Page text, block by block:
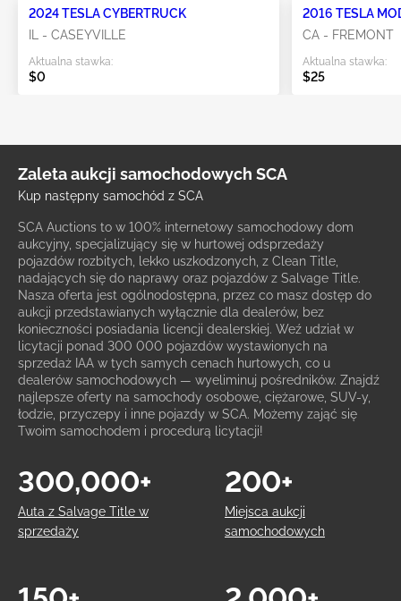
2024 TESLA CYBERTRUCK
IL - CASEYVILLE
Aktualna stawka:
$0
2016 TESLA
CA - FREMONT
Aktualna stawka:
$25
Zaleta aukcji samochodowych SCA
Kup następny samochód z SCA
SCA Auctions to w 100% internetowy samochodowy dom
aukcyjny, specjalizujący się w hurtowej odsprzedaży
pojazdów rozbitych, lekko uszkodzonych, z Clean Title,
nadających się do naprawy oraz pojazdów z Salvage Title.
Nasza oferta jest ogólnodostępna, przez co masz dostęp do
aukcji przedstawianych wyłącznie dla dealerów, bez
konieczności posiadania licencji dealerskiej. Weź udział w
licytacji ponad 300 000 pojazdów wystawionych na
sprzedaż IAA w tych samych cenach hurtowych, co u
dealerów samochodowych — wyeliminuj pośredników. Znajdź
najlepsze oferty na samochody osobowe, ciężarowe, SUV-y,
łodzie, przyczepy i inne pojazdy w SCA. Możemy zająć się
Twoim samochodem i procedurą licytacji!
Auta z Salvage Title w
sprzedaży
300,000+
Miejsca aukcji
samochodowych
200+